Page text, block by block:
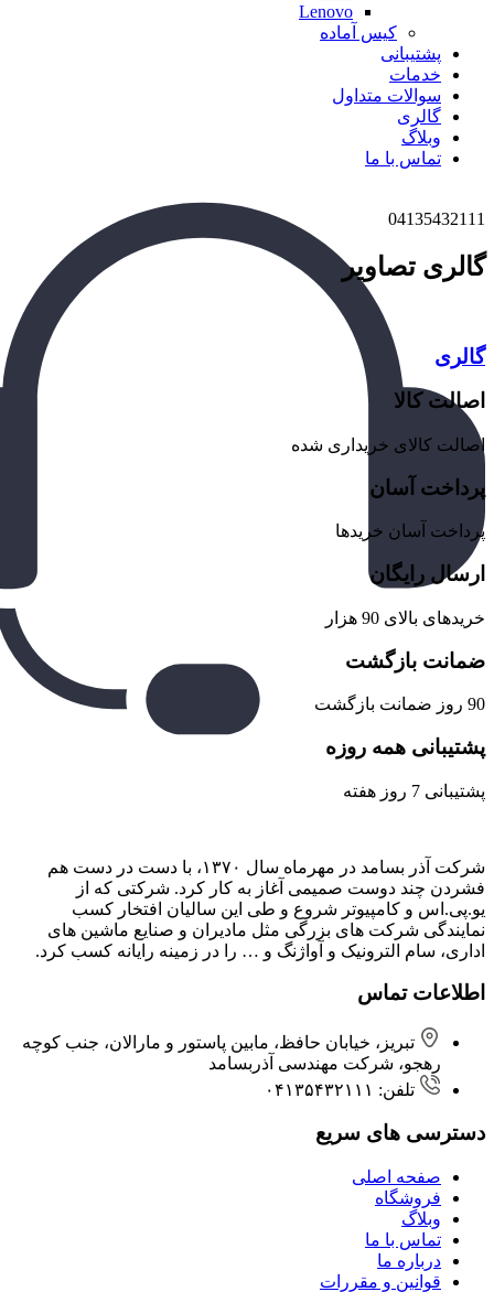
Lenovo
کیس آماده
پشتیبانی
خدمات
سوالات متداول
گالری
وبلاگ
تماس با ما
04135432111
گالری تصاویر
گالری
اصالت کالا
اصالت کالای خریداری شده
پرداخت آسان
پرداخت آسان خریدها
ارسال رایگان
خریدهای بالای 90 هزار
ضمانت بازگشت
90 روز ضمانت بازگشت
پشتیبانی همه روزه
پشتیبانی 7 روز هفته
شرکت آذر بسامد در مهرماه سال ۱۳۷۰، با دست در دست هم
فشردن ‌چند دوست صمیمی آغاز به کار کرد. شرکتی که از
یو.پی.اس و کامپیوتر شروع و طی این سالیان افتخار کسب
نمایندگی شرکت های بزرگی مثل مادیران و صنایع ماشین های
اداری، سام الترونیک و آواژنگ و … را در زمینه رایانه کسب کرد.
اطلاعات تماس
تبریز، خیابان حافظ، مابین پاستور و مارالان، جنب کوچه
رهجو، شرکت مهندسی آذربسامد
تلفن: ۰۴۱۳۵۴۳۲۱۱۱
دسترسی های سریع
صفحه اصلی
فروشگاه
وبلاگ
تماس با ما
درباره ما
قوانین و مقررات